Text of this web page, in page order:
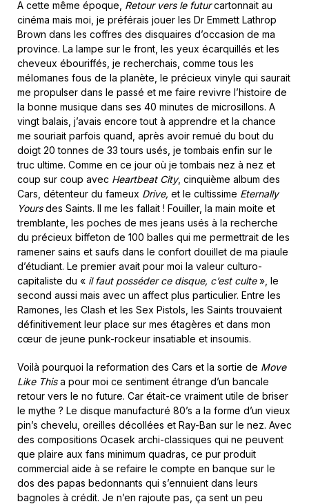
A cette même époque, Retour vers le futurcartonnait au
cinéma mais moi, je préférais jouer les Dr Emmett Lathrop
Brown dans les coffres des disquaires d’occasion de ma
province. La lampe sur le front, les yeux écarquillés et les
cheveux ébouriffés, je recherchais, comme tous les
mélomanes fous de la planète, le précieux vinyle qui saurait
me propulser dans le passé et me faire revivre l’histoire de
la bonne musique dans ses 40 minutes de microsillons. A
vingt balais, j’avais encore tout à apprendre et la chance
me souriait parfois quand, après avoir remué du bout du
doigt 20 tonnes de 33 tours usés, je tombais enfin sur le
truc ultime. Comme en ce jour où je tombais nez à nez et
coup sur coup avec Heartbeat City, cinquième album des
Cars, détenteur du fameux Drive, et le cultissime Eternally
Yoursdes Saints. Il me les fallait ! Fouiller, la main moite et
tremblante, les poches de mes jeans usés à la recherche
du précieux biffeton de 100 balles qui me permettrait de les
ramener sains et saufs dans le confort douillet de ma piaule
d’étudiant. Le premier avait pour moi la valeur culturo-
capitaliste du « il faut posséder ce disque, c’est culte», le
second aussi mais avec un affect plus particulier. Entre les
Ramones, les Clash et les Sex Pistols, les Saints trouvaient
définitivement leur place sur mes étagères et dans mon
cœur de jeune punk-rockeur insatiable et insoumis.
Voilà pourquoi la reformation des Cars et la sortie de Move
Like Thisa pour moi ce sentiment étrange d’un bancale
retour vers le no future. Car était-ce vraiment utile de briser
le mythe ? Le disque manufacturé 80’s a la forme d’un vieux
pin’s chevelu, oreilles décollées et Ray-Ban sur le nez. Avec
des compositions Ocasek archi-classiques qui ne peuvent
que plaire aux fans minimum quadras, ce pur produit
commercial aide à se refaire le compte en banque sur le
dos des papas bedonnants qui s’ennuient dans leurs
bagnoles à crédit. Je n’en rajoute pas, ça sent un peu